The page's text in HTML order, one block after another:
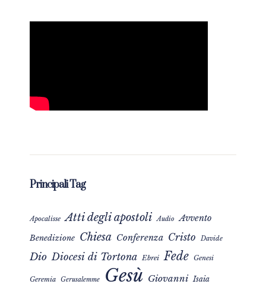
Principali Tag
Apocalisse Atti degli apostoli Audio Avvento
Benedizione Chiesa Conferenza Cristo Davide
Dio Diocesi di Tortona Ebrei Fede Genesi
Geremia Gerusalemme Gesù Giovanni Isaia